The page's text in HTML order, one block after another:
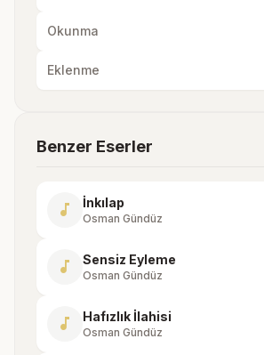
Okunma
Eklenme
Benzer Eserler
music_note İnkılap
Osman Gündüz
music_note Sensiz Eyleme
Osman Gündüz
music_note Hafızlık İlahisi
Osman Gündüz